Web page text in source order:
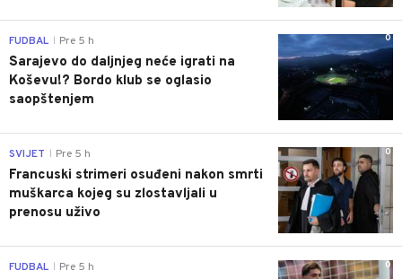
0
FUDBAL Pre 5 h
Sarajevo do daljnjeg neće igrati na
Koševu!? Bordo klub se oglasio
saopštenjem
0
SVIJET Pre 5 h
Francuski strimeri osuđeni nakon smrti
muškarca kojeg su zlostavljali u
prenosu uživo
0
FUDBAL Pre 5 h